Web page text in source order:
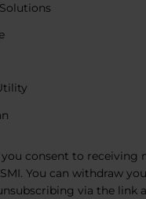
consent to receiving
You can withdraw
via the link